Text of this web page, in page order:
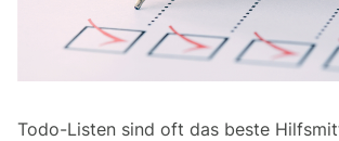
Todo-Listen sind oft das beste